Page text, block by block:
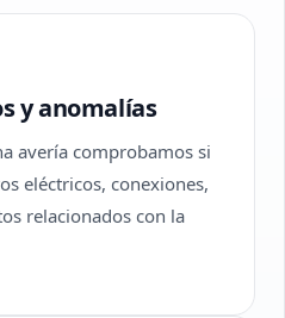
y anomalías
avería comprobamos si
eléctricos, conexiones,
relacionados con la